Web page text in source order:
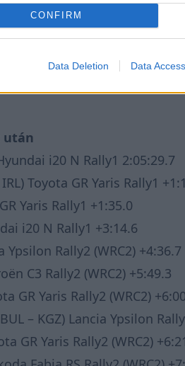
CONFIRM
Data Deletion Data Access
Rossel mögé a második
után
i20 N Rally1 2:05:29.7
Toyota GR Yaris Rally1
Yaris Rally1 +1:35.0
i20 N Rally1 +3:14.6
Ypsilon Rally2 (WRC2) +4:36.7
C3 Rally2 (WRC2) +5:49.3
GR Yaris Rally2 (WRC2)
– KGZ) Lancia Ypsilon Ral
GR Yaris Rally2 (WRC2) +6:21